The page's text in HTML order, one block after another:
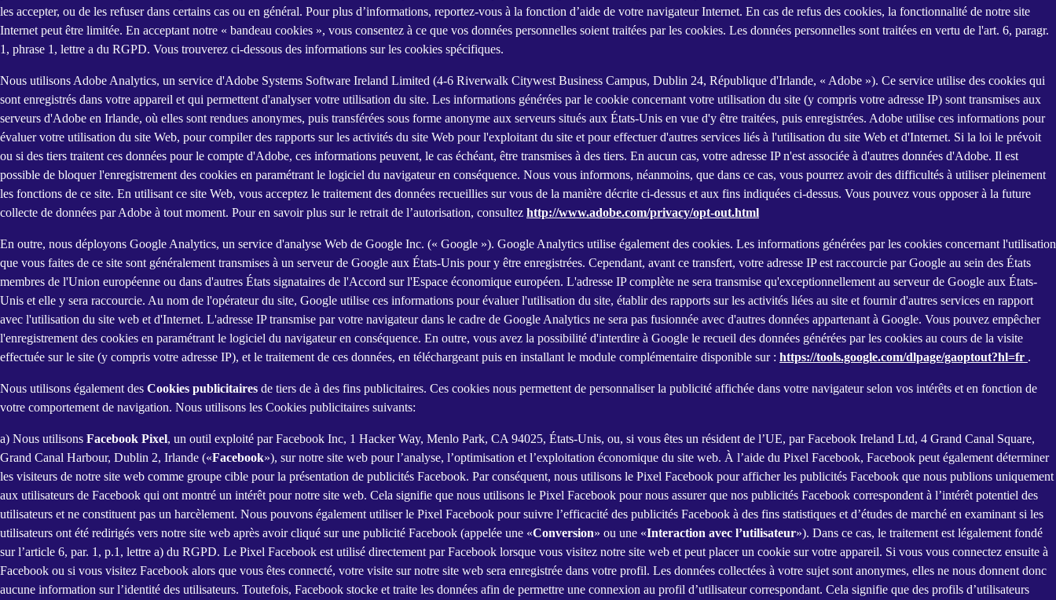
les accepter, ou de les refuser dans certains cas ou en général. Pour plus d’informations, reportez-vous à la fonction d’aide de votre navigateur Internet. En cas de refus des cookies, la fonctionnalité de notre site
Internet peut être limitée. En acceptant notre « bandeau cookies », vous consentez à ce que vos données personnelles soient traitées par les cookies. Les données personnelles sont traitées en vertu de l'art. 6, paragr.
1, phrase 1, lettre a du RGPD. Vous trouverez ci-dessous des informations sur les cookies spécifiques.
Nous utilisons Adobe Analytics, un service d'Adobe Systems Software Ireland Limited (4-6 Riverwalk Citywest Business Campus, Dublin 24, République d'Irlande, « Adobe »). Ce service utilise des cookies qui
sont enregistrés dans votre appareil et qui permettent d'analyser votre utilisation du site. Les informations générées par le cookie concernant votre utilisation du site (y compris votre adresse IP) sont transmises aux
serveurs d'Adobe en Irlande, où elles sont rendues anonymes, puis transférées sous forme anonyme aux serveurs situés aux États-Unis en vue d'y être traitées, puis enregistrées. Adobe utilise ces informations pour
évaluer votre utilisation du site Web, pour compiler des rapports sur les activités du site Web pour l'exploitant du site et pour effectuer d'autres services liés à l'utilisation du site Web et d'Internet. Si la loi le prévoit
ou si des tiers traitent ces données pour le compte d'Adobe, ces informations peuvent, le cas échéant, être transmises à des tiers. En aucun cas, votre adresse IP n'est associée à d'autres données d'Adobe. Il est
possible de bloquer l'enregistrement des cookies en paramétrant le logiciel du navigateur en conséquence. Nous vous informons, néanmoins, que dans ce cas, vous pourrez avoir des difficultés à utiliser pleinement
les fonctions de ce site. En utilisant ce site Web, vous acceptez le traitement des données recueillies sur vous de la manière décrite ci-dessus et aux fins indiquées ci-dessus. Vous pouvez vous opposer à la future
collecte de données par Adobe à tout moment. Pour en savoir plus sur le retrait de l’autorisation, consultez http://www.adobe.com/privacy/opt-out.html
En outre, nous déployons Google Analytics, un service d'analyse Web de Google Inc. (« Google »). Google Analytics utilise également des cookies. Les informations générées par les cookies concernant l'utilisation
que vous faites de ce site sont généralement transmises à un serveur de Google aux États-Unis pour y être enregistrées. Cependant, avant ce transfert, votre adresse IP est raccourcie par Google au sein des États
membres de l'Union européenne ou dans d'autres États signataires de l'Accord sur l'Espace économique européen. L'adresse IP complète ne sera transmise qu'exceptionnellement au serveur de Google aux États-
Unis et elle y sera raccourcie. Au nom de l'opérateur du site, Google utilise ces informations pour évaluer l'utilisation du site, établir des rapports sur les activités liées au site et fournir d'autres services en rapport
avec l'utilisation du site web et d'Internet. L'adresse IP transmise par votre navigateur dans le cadre de Google Analytics ne sera pas fusionnée avec d'autres données appartenant à Google. Vous pouvez empêcher
l'enregistrement des cookies en paramétrant le logiciel du navigateur en conséquence. En outre, vous avez la possibilité d'interdire à Google le recueil des données générées par les cookies au cours de la visite
effectuée sur le site (y compris votre adresse IP), et le traitement de ces données, en téléchargeant puis en installant le module complémentaire disponible sur : https://tools.google.com/dlpage/gaoptout?hl=fr .
Nous utilisons également des Cookies publicitaires de tiers de à des fins publicitaires. Ces cookies nous permettent de personnaliser la publicité affichée dans votre navigateur selon vos intérêts et en fonction de
votre comportement de navigation. Nous utilisons les Cookies publicitaires suivants:
a) Nous utilisons Facebook Pixel, un outil exploité par Facebook Inc, 1 Hacker Way, Menlo Park, CA 94025, États-Unis, ou, si vous êtes un résident de l’UE, par Facebook Ireland Ltd, 4 Grand Canal Square,
Grand Canal Harbour, Dublin 2, Irlande («Facebook»), sur notre site web pour l’analyse, l’optimisation et l’exploitation économique du site web. À l’aide du Pixel Facebook, Facebook peut également déterminer
les visiteurs de notre site web comme groupe cible pour la présentation de publicités Facebook. Par conséquent, nous utilisons le Pixel Facebook pour afficher les publicités Facebook que nous publions uniquement
aux utilisateurs de Facebook qui ont montré un intérêt pour notre site web. Cela signifie que nous utilisons le Pixel Facebook pour nous assurer que nos publicités Facebook correspondent à l’intérêt potentiel des
utilisateurs et ne constituent pas un harcèlement. Nous pouvons également utiliser le Pixel Facebook pour suivre l’efficacité des publicités Facebook à des fins statistiques et d’études de marché en examinant si les
utilisateurs ont été redirigés vers notre site web après avoir cliqué sur une publicité Facebook (appelée une «Conversion» ou une «Interaction avec l’utilisateur»). Dans ce cas, le traitement est légalement fondé
sur l’article 6, par. 1, p.1, lettre a) du RGPD. Le Pixel Facebook est utilisé directement par Facebook lorsque vous visitez notre site web et peut placer un cookie sur votre appareil. Si vous vous connectez ensuite à
Facebook ou si vous visitez Facebook alors que vous êtes connecté, votre visite sur notre site web sera enregistrée dans votre profil. Les données collectées à votre sujet sont anonymes, elles ne nous donnent donc
aucune information sur l’identité des utilisateurs. Toutefois, Facebook stocke et traite les données afin de permettre une connexion au profil d’utilisateur correspondant. Cela signifie que des profils d’utilisateurs